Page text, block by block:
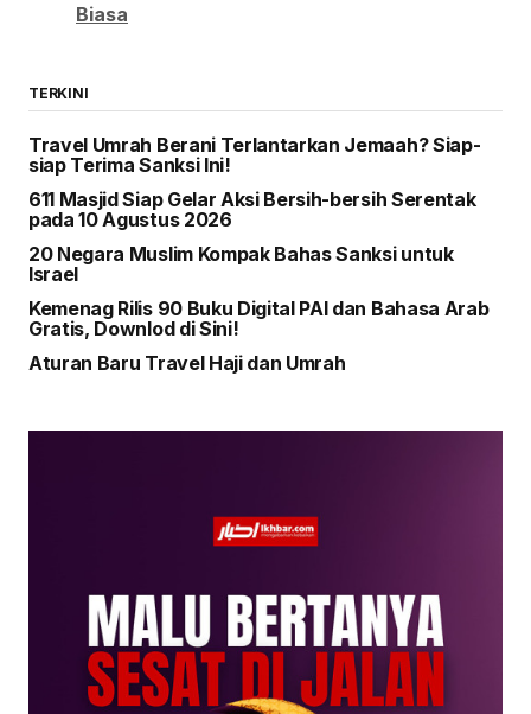
Biasa
TERKINI
Travel Umrah Berani Terlantarkan Jemaah? Siap-
siap Terima Sanksi Ini!
611 Masjid Siap Gelar Aksi Bersih-bersih Serentak
pada 10 Agustus 2026
20 Negara Muslim Kompak Bahas Sanksi untuk
Israel
Kemenag Rilis 90 Buku Digital PAI dan Bahasa Arab
Gratis, Downlod di Sini!
Aturan Baru Travel Haji dan Umrah